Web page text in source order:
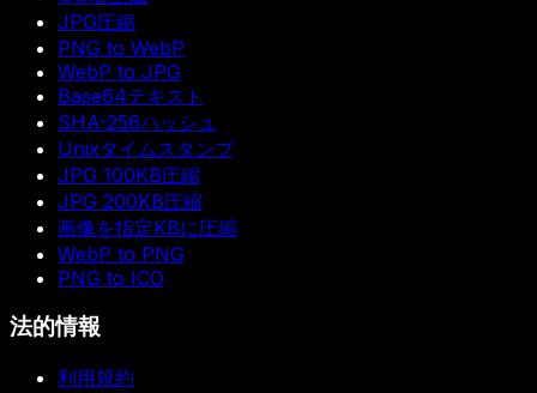
JPG圧縮
PNG to WebP
WebP to JPG
Base64テキスト
SHA-256ハッシュ
Unixタイムスタンプ
JPG 100KB圧縮
JPG 200KB圧縮
画像を指定KBに圧縮
WebP to PNG
PNG to ICO
法的情報
利用規約